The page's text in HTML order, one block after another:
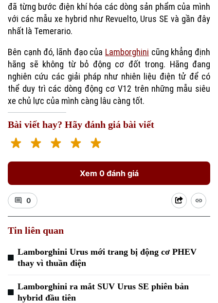
Xu hướng
đã từng bước điện khí hóa các dòng sản phẩm của mình
với các mẫu xe hybrid như Revuelto, Urus SE và gần đây
nhất là Temerario.
Bên cạnh đó, lãnh đạo của Lamborghini cũng khẳng định
hãng sẽ không từ bỏ động cơ đốt trong. Hãng đang
nghiên cứu các giải pháp như nhiên liệu điện tử để có
thể duy trì các dòng động cơ V12 trên những mẫu siêu
xe chủ lực của mình càng lâu càng tốt.
Bài viết hay? Hãy đánh giá bài viết
Xem 0 đánh giá
0
Tin liên quan
Lamborghini Urus mới trang bị động cơ PHEV
thay vì thuần điện
Lamborghini ra mắt SUV Urus SE phiên bản
hybrid đầu tiên